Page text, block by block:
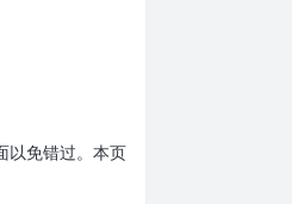
以免错过。本页